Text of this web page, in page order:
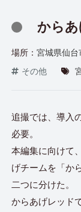
から
場所：宮城県仙台
その他
追撮では、導入
必要。
本編集に向けて
げチームを「か
二つに分けた。
からあげレッド